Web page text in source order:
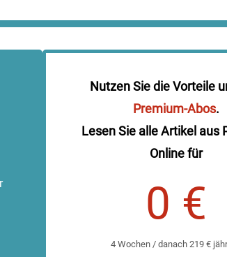
Nutzen Sie die Vorteile
Premium-Abos.
Lesen Sie alle Artikel aus
Online für
0 €
4 Wochen / danach 219 €